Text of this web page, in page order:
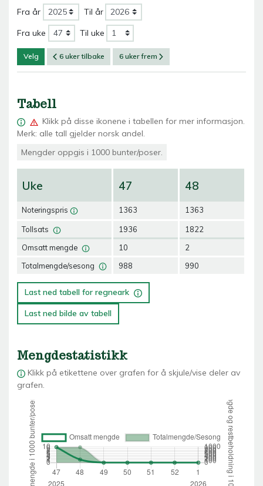
Fra år
Til år
Fra uke Til uke
Velg 6 uker tilbake 6 uker frem
Tabell
Klikk på disse ikonene i tabellen for mer informasjon.
Merk: alle tall gjelder norsk andel.
Mengder oppgis i 1000 bunter/poser.
Uke
Noteringspris
Tollsats
Omsatt mengde
Totalmengde/sesong
47
1363
1936
10
988
48
1363
1822
2
990
Last ned tabell for regneark
Last ned bilde av tabell
Mengdestatistikk
Klikk på etikettene over grafen for å skjule/vise deler av
grafen.